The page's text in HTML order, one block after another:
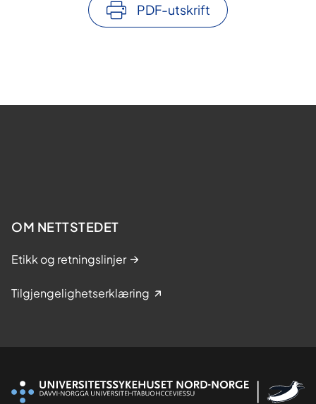
PDF-utskrift
OM NETTSTEDET
Etikk og retningslinjer
Tilgjengelighetserklæring